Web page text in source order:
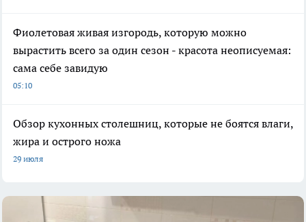
Фиолетовая живая изгородь, которую можно
вырастить всего за один сезон - красота неописуемая:
сама себе завидую
05:10
Обзор кухонных столешниц, которые не боятся влаги,
жира и острого ножа
29 июля